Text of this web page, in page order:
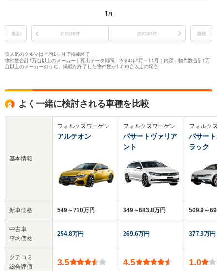
1/1
最初 前の30件 次の30件 最後
※人気のクルマは平均1ヶ月で掲載終了
物件数合計1万台以上のメーカー｜算出データ期間：2024年9月～11月｜内容：物件数合計1万
台以上のメーカーのうち、掲載が終了した物件数が1,000台以上の場合
よく一緒に検討される車種を比較
基本情報
新車価格
中古車
平均価格
クチコミ
総合評価
フォルクスワーゲン
アルテオン
549～710万円
254.8万円
3.5
フォルクスワーゲン
パサートヴァリア
ント
349～683.8万円
269.6万円
4.5
フォルク
パサー
ラック
509.9～
377.9万円
1.0